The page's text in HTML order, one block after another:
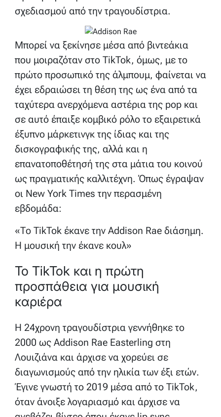
σχεδιασμού από την τραγουδίστρια.
Μπορεί να ξεκίνησε μέσα από βιντεάκια
που μοιραζόταν στο TikTok, όμως, με το
πρώτο προσωπικό της άλμπουμ, φαίνεται να
έχει εδραιώσει τη θέση της ως ένα από τα
ταχύτερα ανερχόμενα αστέρια της pop και
σε αυτό έπαιξε κομβικό ρόλο το εξαιρετικά
έξυπνο μάρκετινγκ της ίδιας και της
δισκογραφικής της, αλλά και η
επανατοποθέτησή της στα μάτια του κοινού
ως πραγματικής καλλιτέχνη. Όπως έγραψαν
οι New York Times την περασμένη
εβδομάδα:
«Το TikTok έκανε την Addison Rae διάσημη.
Η μουσική την έκανε κουλ»
Το TikTok και η πρώτη
προσπάθεια για μουσική
καριέρα
Η 24χρονη τραγουδίστρια γεννήθηκε το
2000 ως Addison Rae Easterling στη
Λουιζιάνα και άρχισε να χορεύει σε
διαγωνισμούς από την ηλικία των έξι ετών.
Έγινε γνωστή το 2019 μέσα από το TikTok,
όταν άνοιξε λογαριασμό και άρχισε να